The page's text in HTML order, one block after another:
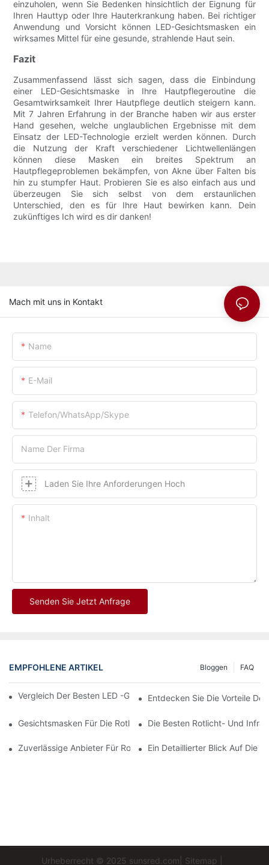
einzuholen, wenn Sie Bedenken hinsichtlich der Eignung für
Ihren Hauttyp oder Ihre Hauterkrankung haben. Bei richtiger
Anwendung und Vorsicht können LED-Gesichtsmasken ein
wirksames Mittel für eine gesunde, strahlende Haut sein.
Fazit
Zusammenfassend lässt sich sagen, dass die Einbindung
einer LED-Gesichtsmaske in Ihre Hautpflegeroutine die
Gesamtwirksamkeit Ihrer Hautpflege deutlich steigern kann.
Mit 7 Jahren Erfahrung in der Branche haben wir aus erster
Hand gesehen, welche unglaublichen Ergebnisse mit dem
Einsatz der LED-Technologie erzielt werden können. Durch
die Nutzung der Kraft verschiedener Lichtwellenlängen
können diese Masken ein breites Spektrum an
Hautpflegeproblemen bekämpfen, von Akne über Falten bis
hin zu stumpfer Haut. Probieren Sie es also einfach aus und
überzeugen Sie sich selbst von dem erstaunlichen
Unterschied, den es für Ihre Haut bewirken kann. Dein
zukünftiges Ich wird es dir danken!
Mach mit uns in Kontakt
Name
E-Mail
Telefon/WhatsApp/Skype
Name Der Firma
Laden Sie Ihre Anforderungen Hoch
Inhalt
Senden Sie Jetzt Anfrage
EMPFOHLENE ARTIKEL FAQ
Bloggen
Vergleich Der Besten LED -Gesichtsmasken Auf Dem Markt
Entdecken Sie Die Vorteile
Gesichtsmasken Für Die Rotlichttherapie: Ein Umfassender
Die Besten Rotlicht- Und
Zuverlässige Anbieter Für Rotlichttherapie Finden, Die Ihren
Ein Detaillierter Blick Auf Die
Urheberrecht © 2025 sunsred.com Sitemap